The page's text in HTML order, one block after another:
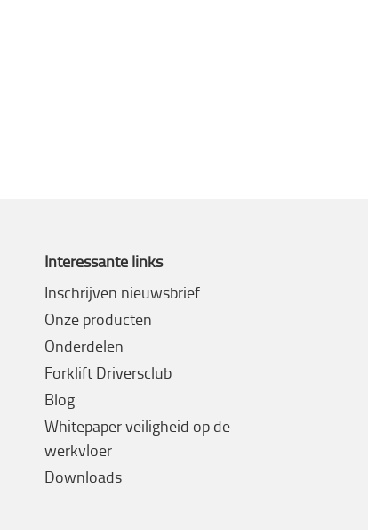
Interessante links
Inschrijven nieuwsbrief
Onze producten
Onderdelen
Forklift Driversclub
Blog
Whitepaper veiligheid op de
werkvloer
Downloads